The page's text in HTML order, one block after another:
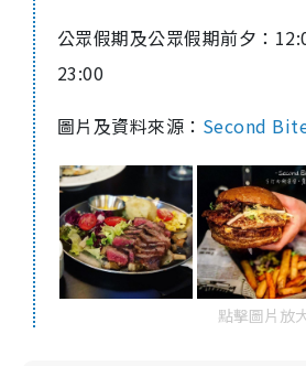
公眾假期及公眾假期前夕：
23:00
圖片及資料來源： Second
點擊圖片放